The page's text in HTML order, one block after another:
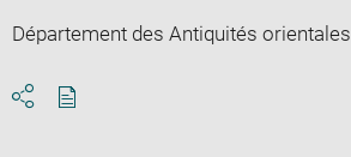
Département des Antiquités orientales